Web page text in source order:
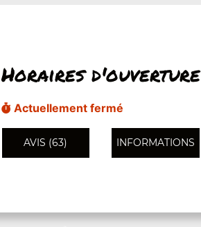
Horaires d'ouverture
Actuellement fermé
AVIS (63) INFORMATIONS